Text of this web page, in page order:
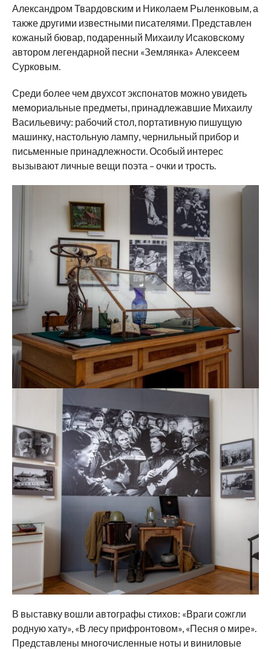
Александром Твардовским и Николаем Рыленковым, а
также другими известными писателями. Представлен
кожаный бювар, подаренный Михаилу Исаковскому
автором легендарной песни «Землянка» Алексеем
Сурковым.
Среди более чем двухсот экспонатов можно увидеть
мемориальные предметы, принадлежавшие Михаилу
Васильевичу: рабочий стол, портативную пишущую
машинку, настольную лампу, чернильный прибор и
письменные принадлежности. Особый интерес
вызывают личные вещи поэта – очки и трость.
В выставку вошли автографы стихов: «Враги сожгли
родную хату», «В лесу прифронтовом», «Песня о мире».
Представлены многочисленные ноты и виниловые